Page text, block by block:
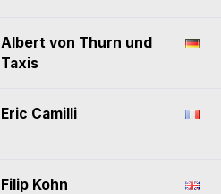
Albert von Thurn und
Taxis
Eric Camilli
Filip Kohn